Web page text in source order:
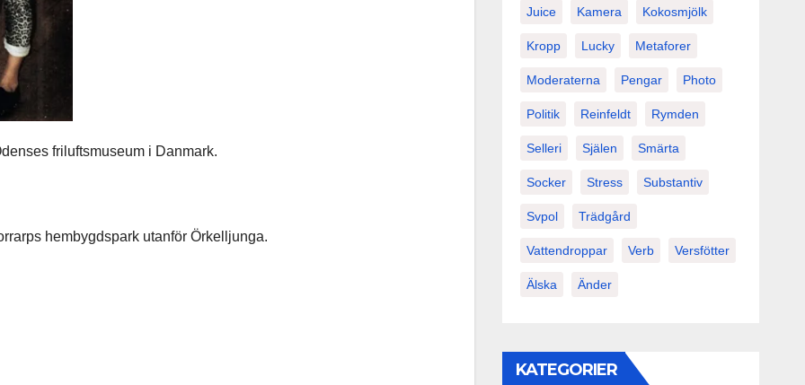
friluftsmuseum i Danmark.
hembygdspark utanför Örkelljunga.
Juice Kamera Kokosmjölk
Kropp Lucky Metaforer
Moderaterna Pengar Photo
Politik Reinfeldt Rymden
Selleri Själen Smärta
Socker Stress Substantiv
Svpol Trädgård
Vattendroppar Verb Versfötter
Älska Änder
KATEGORIER